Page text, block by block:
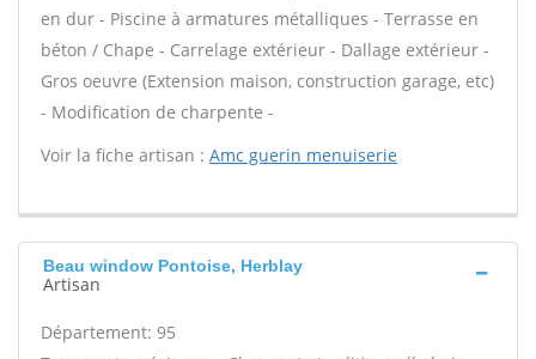
en dur - Piscine à armatures métalliques - Terrasse en
béton / Chape - Carrelage extérieur - Dallage extérieur -
Gros oeuvre (Extension maison, construction garage, etc)
- Modification de charpente -
Voir la fiche artisan : Amc guerin menuiserie
Beau window Pontoise, Herblay
Artisan
Département: 95